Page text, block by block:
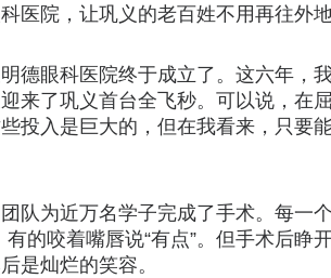
医院，让巩义的老百姓不用再往外
德眼科医院终于成立了。这六年，
来了巩义首台全飞秒。可以说，在
投入是巨大的，但在我看来，只要
队为近万名学子完成了手术。每一
有的咬着嘴唇说“有点”。但手术后
是灿烂的笑容。